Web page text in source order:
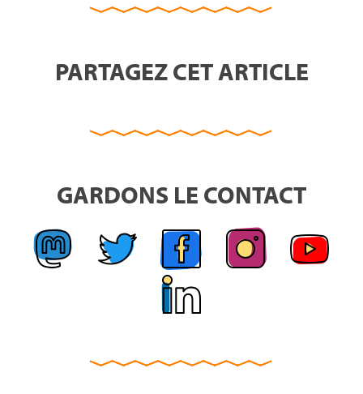
PARTAGEZ CET ARTICLE
GARDONS LE CONTACT